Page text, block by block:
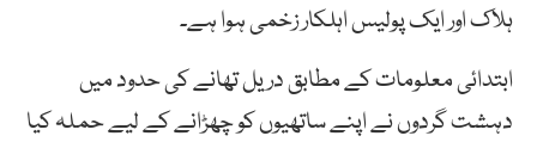
ہلاک اور ایک پولیس اہلکار زخمی ہوا ہے۔
ابتدائی معلومات کے مطابق دریل تھانے کی حدود میں
دہشت گردوں نے اپنے ساتھیوں کو چھڑانے کے لیے حملہ کیا